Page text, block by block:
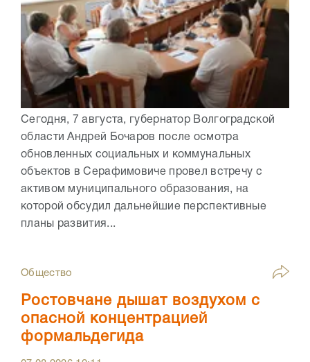
Сегодня, 7 августа, губернатор Волгоградской
области Андрей Бочаров после осмотра
обновленных социальных и коммунальных
объектов в Серафимовиче провел встречу с
активом муниципального образования, на
которой обсудил дальнейшие перспективные
планы развития...
Общество
Ростовчане дышат воздухом с
опасной концентрацией
формальдегида